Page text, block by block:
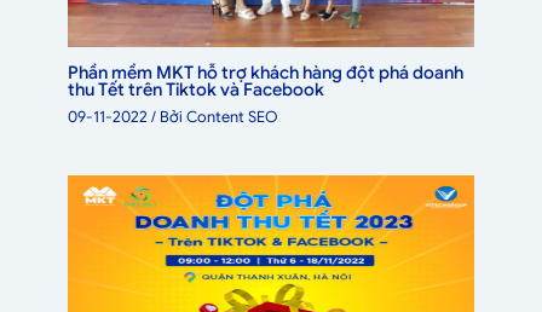
Phần mềm MKT hỗ trợ khách hàng đột phá doanh
thu Tết trên Tiktok và Facebook
09-11-2022/ BởiContent SEO